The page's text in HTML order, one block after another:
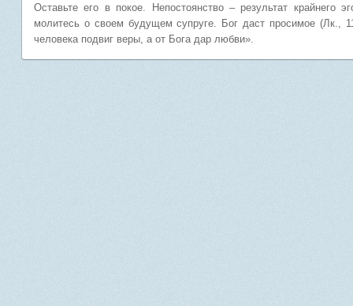
Оставьте его в покое. Непостоянство – результат крайнего
молитесь о своем будущем супруге. Бог даст просимое (Лк.,
человека подвиг веры, а от Бога дар любви».